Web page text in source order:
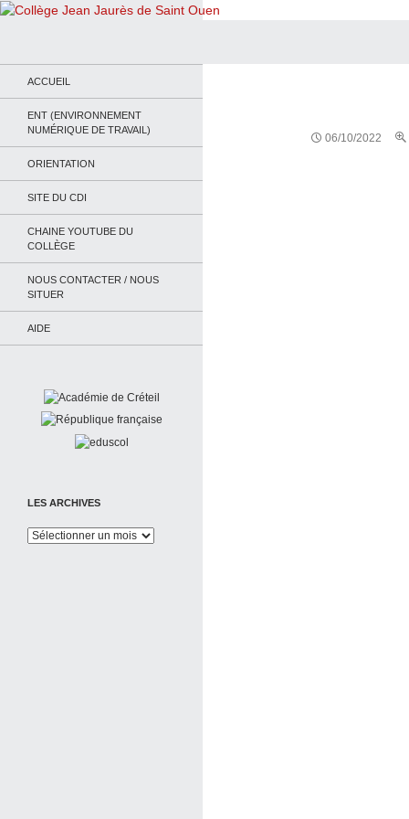
06/10/2022
ACCUEIL
ENT (ENVIRONNEMENT
NUMÉRIQUE DE TRAVAIL)
ORIENTATION
SITE DU CDI
CHAINE YOUTUBE DU
COLLÈGE
NOUS CONTACTER / NOUS
SITUER
AIDE
LES ARCHIVES
Les